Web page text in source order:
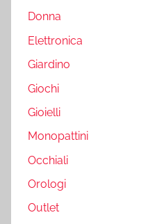
Donna
Elettronica
Giardino
Giochi
Gioielli
Monopattini
Occhiali
Orologi
Outlet